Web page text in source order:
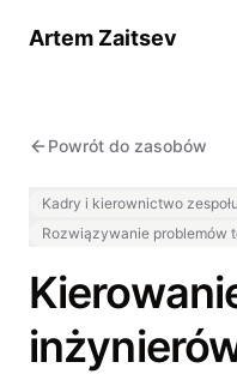
Artem Zaitsev
Powrót do zasobów
Kadry i kierownictwo zespołu
Rozwiązywanie problemów